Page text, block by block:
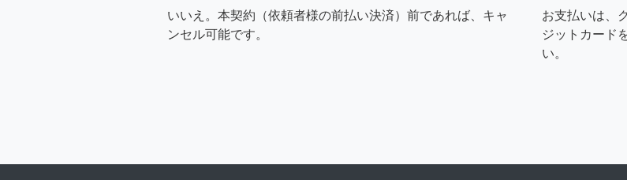
いいえ。本契約（依頼者様の前払い決済）前であれば、キャ
ンセル可能です。
お支払いは、
ジットカード
い。